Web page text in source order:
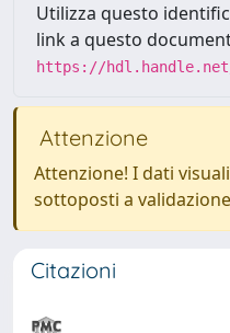
Utilizza questo
link a questo
https://hdl.handle.net/
Attenzione
Attenzione! I dati
sottoposti a
Citazioni